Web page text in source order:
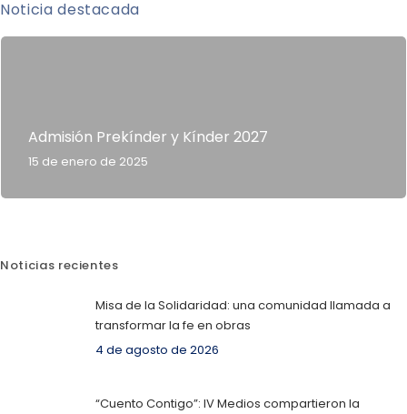
Noticia destacada
Admisión Prekínder y Kínder 2027
15 de enero de 2025
Noticias recientes
Misa de la Solidaridad: una comunidad llamada a
transformar la fe en obras
4 de agosto de 2026
“Cuento Contigo”: IV Medios compartieron la